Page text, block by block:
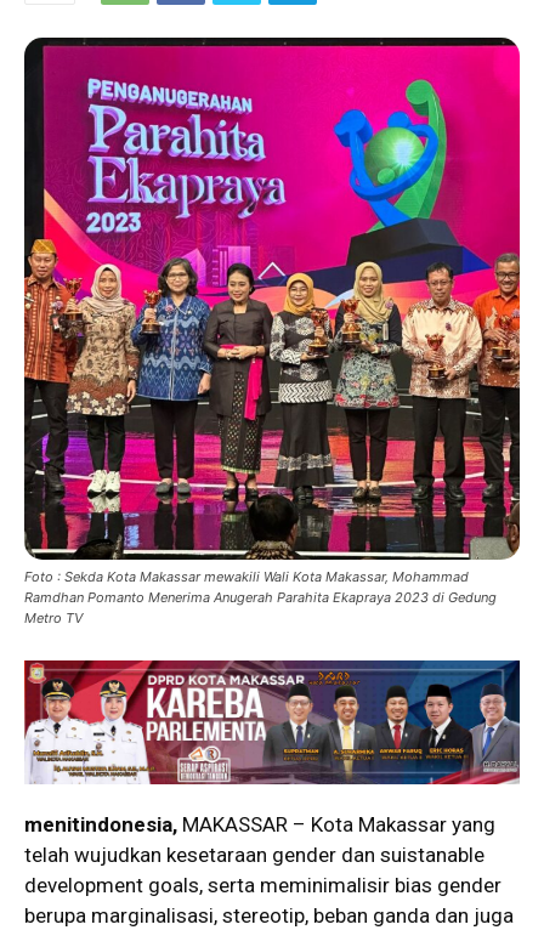
Foto : Sekda Kota Makassar mewakili Wali Kota Makassar, Mohammad
Ramdhan Pomanto Menerima Anugerah Parahita Ekapraya 2023 di Gedung
Metro TV
menitindonesia, MAKASSAR – Kota Makassar yang
telah wujudkan kesetaraan gender dan suistanable
development goals, serta meminimalisir bias gender
berupa marginalisasi, stereotip, beban ganda dan juga